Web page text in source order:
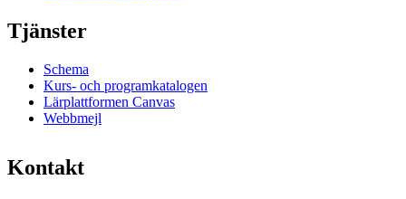
Tjänster
Schema
Kurs- och programkatalogen
Lärplattformen Canvas
Webbmejl
Kontakt